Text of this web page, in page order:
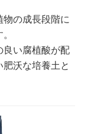
物の成長段階に
良い腐植酸が配
沃な培養土と